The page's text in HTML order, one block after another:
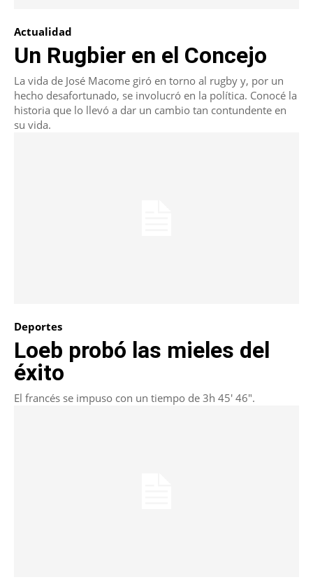
Actualidad
Un Rugbier en el Concejo
La vida de José Macome giró en torno al rugby y, por un
hecho desafortunado, se involucró en la política. Conocé la
historia que lo llevó a dar un cambio tan contundente en
su vida.
Deportes
Loeb probó las mieles del
éxito
El francés se impuso con un tiempo de 3h 45' 46".